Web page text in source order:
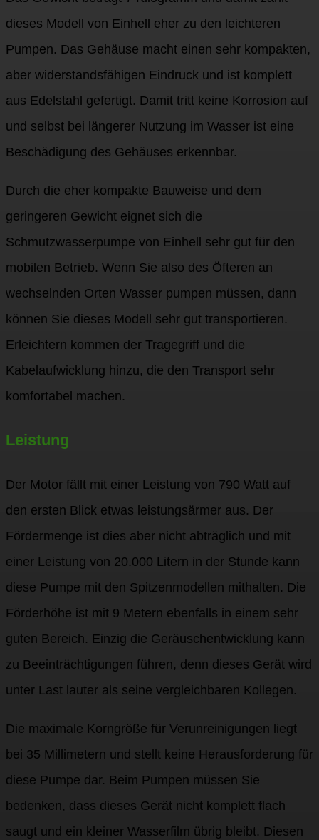
dieses Modell von Einhell eher zu den leichteren
Pumpen. Das Gehäuse macht einen sehr kompakten,
aber widerstandsfähigen Eindruck und ist komplett
aus Edelstahl gefertigt. Damit tritt keine Korrosion auf
und selbst bei längerer Nutzung im Wasser ist eine
Beschädigung des Gehäuses erkennbar.
Durch die eher kompakte Bauweise und dem
geringeren Gewicht eignet sich die
Schmutzwasserpumpe von Einhell sehr gut für den
mobilen Betrieb. Wenn Sie also des Öfteren an
wechselnden Orten Wasser pumpen müssen, dann
können Sie dieses Modell sehr gut transportieren.
Erleichtern kommen der Tragegriff und die
Kabelaufwicklung hinzu, die den Transport sehr
komfortabel machen.
Leistung
Der Motor fällt mit einer Leistung von 790 Watt auf
den ersten Blick etwas leistungsärmer aus. Der
Fördermenge ist dies aber nicht abträglich und mit
einer Leistung von 20.000 Litern in der Stunde kann
diese Pumpe mit den Spitzenmodellen mithalten. Die
Förderhöhe ist mit 9 Metern ebenfalls in einem sehr
guten Bereich. Einzig die Geräuschentwicklung kann
zu Beeinträchtigungen führen, denn dieses Gerät wird
unter Last lauter als seine vergleichbaren Kollegen.
Die maximale Korngröße für Verunreinigungen liegt
bei 35 Millimetern und stellt keine Herausforderung für
diese Pumpe dar. Beim Pumpen müssen Sie
bedenken, dass dieses Gerät nicht komplett flach
saugt und ein kleiner Wasserfilm übrig bleibt. Diesen